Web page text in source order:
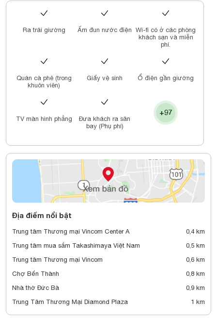
khung cảnh tuyệt đẹp của thành phố mà khó có nơi nào sánh kịp.
Chỉ có một Sài Gòn, và cũng chỉ có một The Reverie – độc nhất tại
Đông Nam Á. Quý khách chưa từng thấy hoặc trải nghiệm nơi nào
Ra trải giường Ấm đun nước điện
Wi-fi có ở các phòng
khách sạn và miễn
phí.
Quán cà phê (trong
khuôn viên)
Giấy vệ sinh Ổ điện gần giường
TV màn hình phẳng
Đưa khách ra sân
bay (Phụ phí)
+97
Địa điểm nổi bật
Trung tâm Thương mại Vincom Center A
0,4 km
Trung tâm mua sắm Takashimaya Việt Nam
0,5 km
Trung tâm Thương mại Vincom
0,6 km
Chợ Bến Thành
0,8 km
Nhà thờ Đức Bà
0,9 km
Trung Tâm Thương Mại Diamond Plaza
1 km